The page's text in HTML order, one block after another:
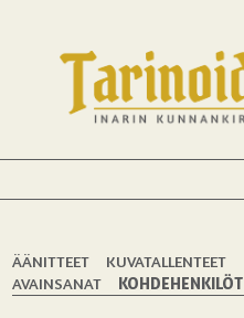
ÄÄNITTEET KUVATALLENTEET
AVAINSANAT
KOHDEHENKILÖT